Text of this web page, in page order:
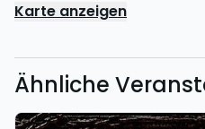
Karte anzeigen
Ähnliche